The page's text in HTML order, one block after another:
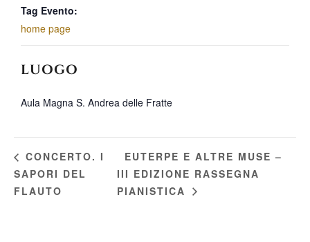
Tag Evento:
home page
LUOGO
Aula Magna S. Andrea delle Fratte
CONCERTO. I
SAPORI DEL
FLAUTO
EUTERPE E ALTRE MUSE –
III EDIZIONE RASSEGNA
PIANISTICA